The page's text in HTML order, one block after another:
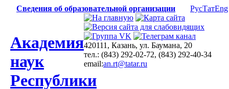
Сведения об образовательной организации РусТатEng
Академия
наук
Республики
420111, Казань, ул. Баумана, 20
тел.: (843) 292-02-72, (843) 292-40-34
email:an.rt@tatar.ru